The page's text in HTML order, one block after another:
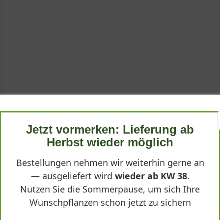
Findling'
andersoniana 'Lila Findling' (Violetta), ist eine
Juni bis September mit einer unermüdlichen Folge leuchtend
aufrechte, kompakte Wuchsform macht sie zu einer
die intensive Farbe seiner Blüten. Es handelt sich um eine
wesentlichen Merkmale und die Herkunft dieser besonderen
andersoniana 'Lila Findling'
Jetzt vormerken: Lieferung ab
Herbst wieder möglich
Bestellungen nehmen wir weiterhin gerne an
— ausgeliefert wird wieder ab KW 38.
Nutzen Sie die Sommerpause, um sich Ihre
Wunschpflanzen schon jetzt zu sichern